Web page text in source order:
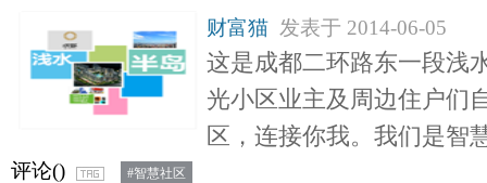
财富猫 发表于 2014-06-05
这是成都二环路东一段浅
光小区业主及周边住户们
区，连接你我。我们是智
评论() #智慧社区